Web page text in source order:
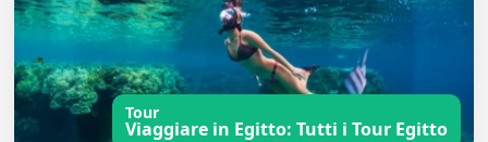
Tour
Viaggiare in Egitto: Tutti i Tour Egitto